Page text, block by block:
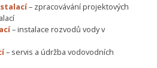
– zpracovávání projektových
– instalace rozvodů vody v
– servis a údržba vodovodních